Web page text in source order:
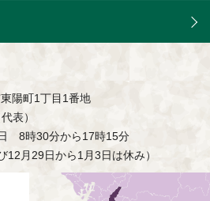
陽町1丁目1番地
表）
8時30分から17時15分
12月29日から1月3日は休み）